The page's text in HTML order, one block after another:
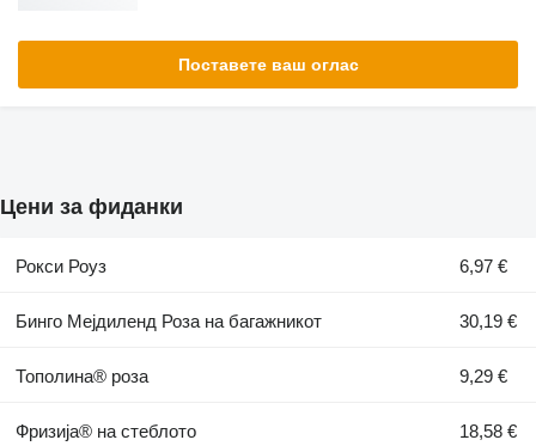
Поставете ваш оглас
Цени за фиданки
Рокси Роуз 6,97 €
Бинго Мејдиленд Роза на багажникот 30,19 €
Тополина® роза 9,29 €
Фризија® на стеблото 18,58 €